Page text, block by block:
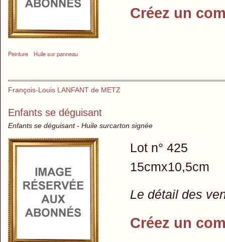
Peinture Huile sur panneau
Créez un
François-Louis LANFANT de METZ
Enfants se déguisant
Enfants se déguisant - Huile surcarton signée
Lot n° 425
15cmx10,5cm
Le détail des
Créez un